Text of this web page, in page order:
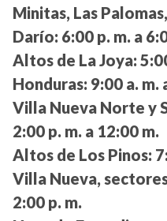
Minitas, Las
Darío: 6:00 p. m. a
Altos de La Joya:
Honduras: 9:00 a. m.
Villa Nueva Norte y
2:00 p. m. a 12:00 m.
Altos de Los Pinos:
Villa Nueva,
2:00 p. m.